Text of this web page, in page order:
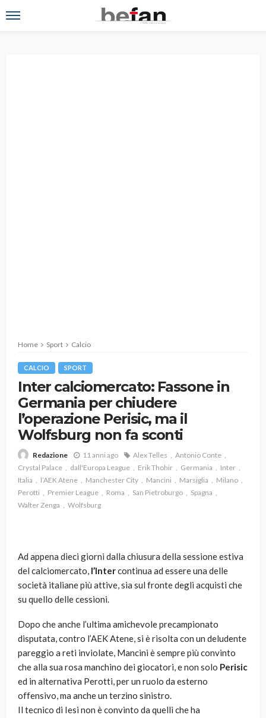
Home Sport Calcio
CALCIO SPORT
Inter calciomercato: Fassone in
Germania per chiudere
l’operazione Perisic, ma il
Wolfsburg non fa sconti
Redazione 11 anni ago Alex Telles
Antonio Conte
Crystal Palace
dall'Europa League Erik Thohir Germania
Inter
Italia
l’AEK Atene Manchester City Mancini Marsiglia
Milano
Perotti
Premier League Roma San Pietroburgo
Spagna
Walter Zenga
Wolfsburg
Ad appena dieci giorni dalla chiusura della sessione estiva
del calciomercato, l’Intercontinua ad essere una delle
società italiane più attive, sia sul fronte degli acquisti che
su quello delle cessioni.
Dopo che anche l’ultima amichevole precampionato
disputata, contro l’AEK Atene, si è risolta con un deludente
pareggio a reti inviolate, Mancini è sempre più convinto
che alla sua rosa manchino dei giocatori, e non solo Perisic
ed in alternativa Perotti, per un ruolo da esterno
offensivo, ma anche un terzino sinistro.
Il tecnico di Iesi non è convinto da quelli che ha